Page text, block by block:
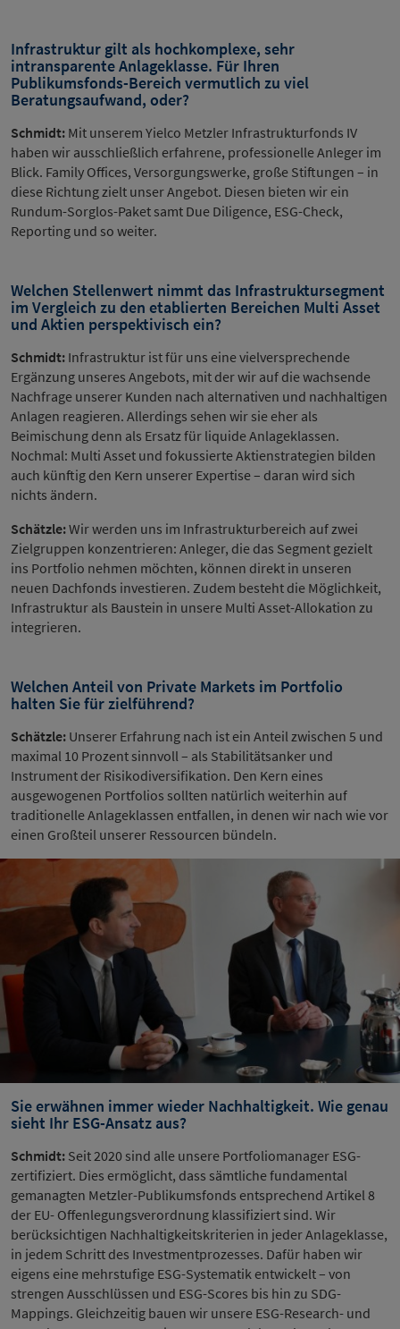
Infrastruktur gilt als hochkomplexe, sehr
intransparente Anlageklasse. Für Ihren
Publikumsfonds-Bereich vermutlich zu viel
Beratungsaufwand, oder?
Schmidt: Mit unserem Yielco Metzler Infrastrukturfonds IV
haben wir ausschließlich erfahrene, professionelle Anleger im
Blick. Family Offices, Versorgungswerke, große Stiftungen – in
diese Richtung zielt unser Angebot. Diesen bieten wir ein
Rundum-Sorglos-Paket samt Due Diligence, ESG-Check,
Reporting und so weiter.
Welchen Stellenwert nimmt das Infrastruktursegment
im Vergleich zu den etablierten Bereichen Multi Asset
und Aktien perspektivisch ein?
Schmidt: Infrastruktur ist für uns eine vielversprechende
Ergänzung unseres Angebots, mit der wir auf die wachsende
Nachfrage unserer Kunden nach alternativen und nachhaltigen
Anlagen reagieren. Allerdings sehen wir sie eher als
Beimischung denn als Ersatz für liquide Anlageklassen.
Nochmal: Multi Asset und fokussierte Aktienstrategien bilden
auch künftig den Kern unserer Expertise – daran wird sich
nichts ändern.
Schätzle:Wir werden uns im Infrastrukturbereich auf zwei
Zielgruppen konzentrieren: Anleger, die das Segment gezielt
ins Portfolio nehmen möchten, können direkt in unseren
neuen Dachfonds investieren. Zudem besteht die Möglichkeit,
Infrastruktur als Baustein in unsere Multi Asset-Allokation zu
integrieren.
Welchen Anteil von Private Markets im Portfolio
halten Sie für zielführend?
Schätzle: Unserer Erfahrung nach ist ein Anteil zwischen 5 und
maximal 10 Prozent sinnvoll – als Stabilitätsanker und
Instrument der Risikodiversifikation. Den Kern eines
ausgewogenen Portfolios sollten natürlich weiterhin auf
traditionelle Anlageklassen entfallen, in denen wir nach wie vor
einen Großteil unserer Ressourcen bündeln.
Sie erwähnen immer wieder Nachhaltigkeit. Wie genau
sieht Ihr ESG-Ansatz aus?
Schmidt: Seit 2020 sind alle unsere Portfoliomanager ESG-
zertifiziert. Dies ermöglicht, dass sämtliche fundamental
gemanagten Metzler-Publikumsfonds entsprechend Artikel 8
der EU- Offenlegungsverordnung klassifiziert sind. Wir
berücksichtigen Nachhaltigkeitskriterien in jeder Anlageklasse,
in jedem Schritt des Investmentprozesses. Dafür haben wir
eigens eine mehrstufige ESG-Systematik entwickelt – von
strengen Ausschlüssen und ESG-Scores bis hin zu SDG-
Mappings. Gleichzeitig bauen wir unsere ESG-Research- und